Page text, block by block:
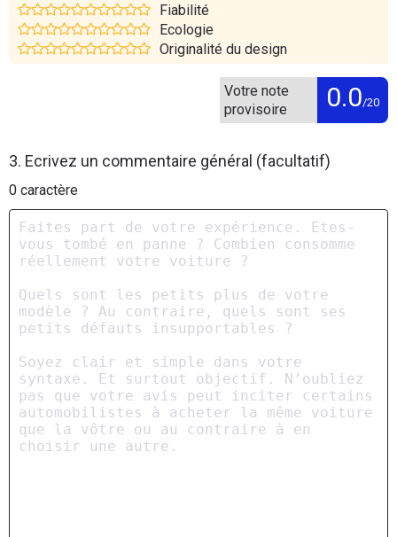
Fiabilité
Ecologie
Originalité du design
Votre note
provisoire
0.0/20
3. Ecrivez un commentaire général (facultatif)
0 caractère